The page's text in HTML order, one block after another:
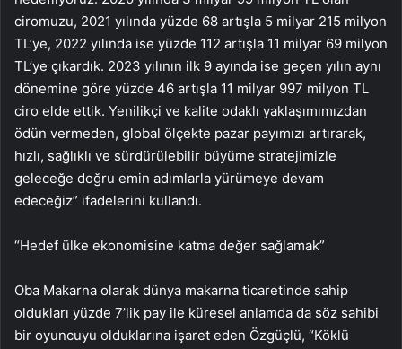
ciromuzu, 2021 yılında yüzde 68 artışla 5 milyar 215 milyon
TL’ye, 2022 yılında ise yüzde 112 artışla 11 milyar 69 milyon
TL’ye çıkardık. 2023 yılının ilk 9 ayında ise geçen yılın aynı
dönemine göre yüzde 46 artışla 11 milyar 997 milyon TL
ciro elde ettik. Yenilikçi ve kalite odaklı yaklaşımımızdan
ödün vermeden, global ölçekte pazar payımızı artırarak,
hızlı, sağlıklı ve sürdürülebilir büyüme stratejimizle
geleceğe doğru emin adımlarla yürümeye devam
edeceğiz” ifadelerini kullandı.
“Hedef ülke ekonomisine katma değer sağlamak”
Oba Makarna olarak dünya makarna ticaretinde sahip
oldukları yüzde 7’lik pay ile küresel anlamda da söz sahibi
bir oyuncuyu olduklarına işaret eden Özgüçlü, “Köklü